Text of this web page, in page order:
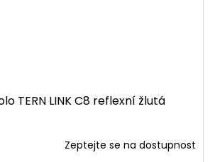
TERN LINK C8 reflexní žlutá
Zeptejte se na dostupnost